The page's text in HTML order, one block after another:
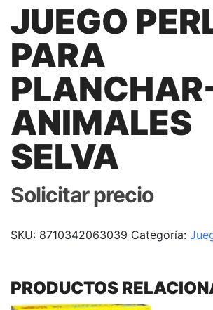
JUEGO
PARA
ANIMALES
SELVA
Solicitar precio
SKU: 8710342063039 Categoría:
PRODUCTOS